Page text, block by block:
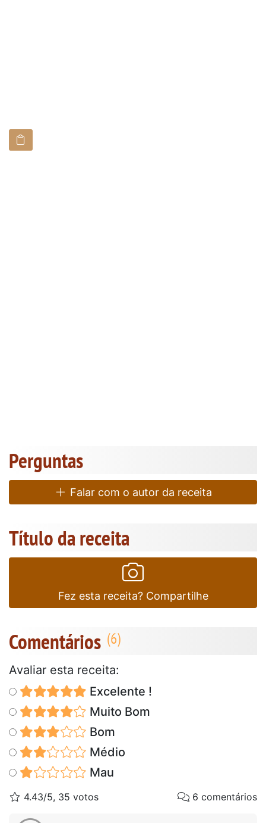
Perguntas
Falar com o autor da receita
Título da receita
Fez esta receita? Compartilhe
Comentários
Avaliar esta receita:
Excelente !
Muito Bom
Bom
Médio
Mau
4.43/5, 35 votos 6 comentários